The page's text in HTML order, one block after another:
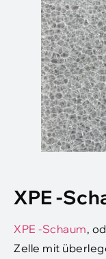
XPE -
XPE -Schaum,
Zelle mit